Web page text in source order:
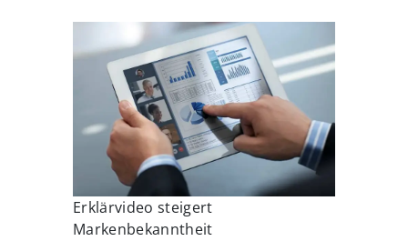
Erklärvideo steigert
Markenbekanntheit